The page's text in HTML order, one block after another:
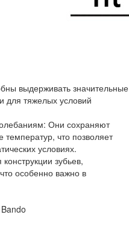
выдерживать значительные
для тяжелых условий
Они сохраняют
что позволяет
условиях.
зубьев,
особенно важно в